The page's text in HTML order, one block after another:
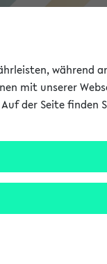
eKVV
während
mit unserer
der Seite finden